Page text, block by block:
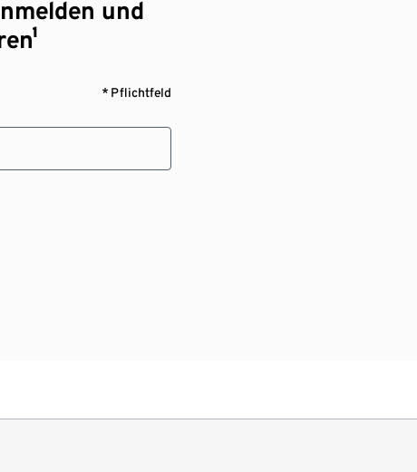
und
* Pflichtfeld